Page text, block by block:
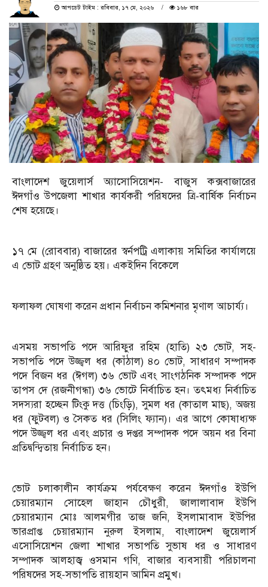
আপডেট টাইম : রবিবার, ১৭ মে, ২০২৬
১৬৮ বার
বাংলাদেশ জুয়েলার্স অ্যাসোসিয়েশন- বাজুস কক্সবাজারের
ঈদগাঁও উপজেলা শাখার কার্যকরী পরিষদের ত্রি-বার্ষিক নির্বাচন
শেষ হয়েছে।
১৭ মে (রোববার) বাজারের স্বর্নপট্রি এলাকায় সমিতির কার্যালয়ে
এ ভোট গ্রহণ অনুষ্ঠিত হয়। একইদিন বিকেলে
ফলাফল ঘোষণা করেন প্রধান নির্বাচন কমিশনার মৃণাল আচার্য্য।
এসময় সভাপতি পদে আরিফুর রহিম (হাতি) ২৩ ভোট, সহ-
সভাপতি পদে উজ্জ্বল ধর (কাঁঠাল) ৪০ ভোট, সাধারণ সম্পাদক
পদে বিজন ধর (ঈগল) ৩৬ ভোট এবং সাংগঠনিক সম্পাদক পদে
তাপস দে (রজনীগন্ধা) ৩৬ ভোটে নির্বাচিত হন। তৎমধ্য নির্বাচিত
সদস্যরা হচ্ছেন টিংকু দত্ত (চিংড়ি), সুমল ধর (কাতাল মাছ), অজয়
ধর (ফুটবল) ও সৈকত ধর (সিলিং ফ্যান)। এর আগে কোষাধ্যক্ষ
পদে উজ্জ্বল ধর এবং প্রচার ও দপ্তর সম্পাদক পদে অয়ন ধর বিনা
প্রতিদ্বন্দ্বিতায় নির্বাচিত হন।
ভোট চলাকালীন কার্যক্রম পর্যবেক্ষণ করেন ঈদগাঁও ইউপি
চেয়ারম্যান সোহেল জাহান চৌধুরী, জালালাবাদ ইউপি
চেয়ারম্যান মোঃ আলমগীর তাজ জনি, ইসলামাবাদ ইউপির
ভারপ্রাপ্ত চেয়ারম্যান নুরুল ইসলাম, বাংলাদেশ জুয়েলার্স
এসোসিয়েশন জেলা শাখার সভাপতি সুভাষ ধর ও সাধারণ
সম্পাদক আলহাজ্ব ওসমান গণি, বাজার ব্যবসায়ী পরিচালনা
পরিষদের সহ-সভাপতি রায়হান আমিন প্রমুখ।